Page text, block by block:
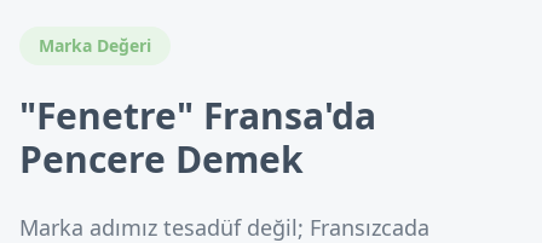
Marka Değeri
"Fenetre" Fransa'da
Pencere Demek
Marka adımız tesadüf değil; Fransızcada